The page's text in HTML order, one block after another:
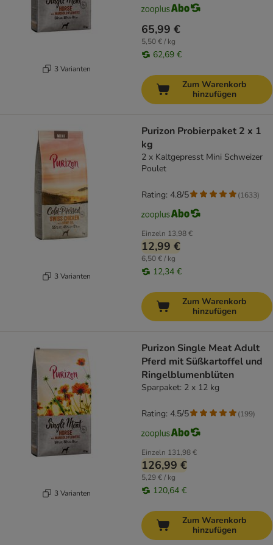
3 Varianten
65,99 €
5,50 € / kg
62,69 €
Zum Warenkorb
hinzufügen
3 Varianten
Purizon Probierpaket 2 x 1
kg
2 x Kaltgepresst Mini Schweizer
Poulet
Einzeln 13,98 €
12,99 €
6,50 € / kg
12,34 €
Rating: 4.8/5 (1633)
Zum Warenkorb
hinzufügen
3 Varianten
Purizon Single Meat Adult
Pferd mit Süßkartoffel und
Ringelblumenblüten
Sparpaket: 2 x 12 kg
Einzeln 131,98 €
126,99 €
5,29 € / kg
120,64 €
Rating: 4.5/5 (199)
Zum Warenkorb
hinzufügen